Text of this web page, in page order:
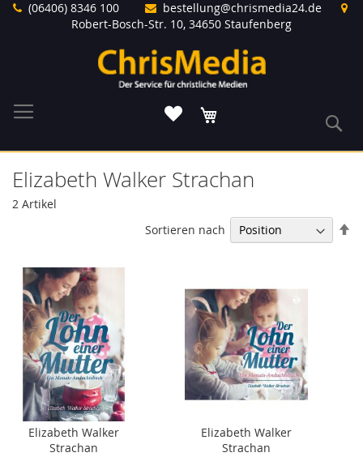
Direkt(06406) 8346 100
bestellung@chrismedia24.de
Robert-Bosch-Str. 10, 34650 Staufenberg
Elizabeth Walker Strachan
2 Artikel
Sortieren nach
Elizabeth Walker
Strachan
Elizabeth Walker
Strachan